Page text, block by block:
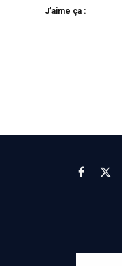
J’aime ça :
Facebook
X